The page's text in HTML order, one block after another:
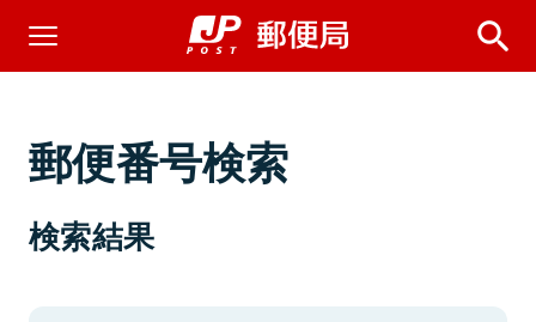
郵便番号検索
検索結果